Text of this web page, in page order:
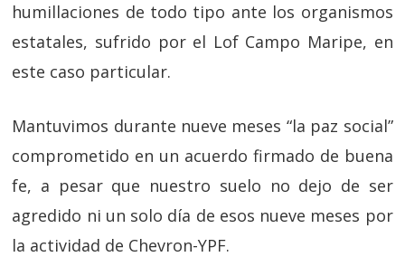
humillaciones de todo tipo ante los organismos
estatales, sufrido por el Lof Campo Maripe, en
este caso particular.
Mantuvimos durante nueve meses “la paz social”
comprometido en un acuerdo firmado de buena
fe, a pesar que nuestro suelo no dejo de ser
agredido ni un solo día de esos nueve meses por
la actividad de Chevron-YPF.